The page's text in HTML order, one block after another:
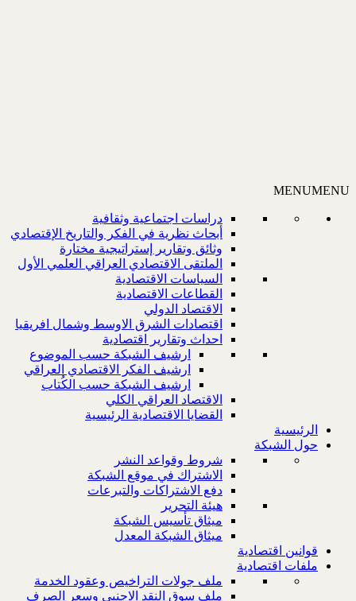
MENUMENU
دراسات اجتماعية وثقافية
أبحاث نظرية في الفكر والتاريخ الإقتصادي
وثائق وتقارير إستراتيجية مختارة
الملتقى الاقتصادي العراقي العلمي الأول
السياسات الاقتصادية
القطاعات الاقتصادية
الاقتصاد الدولي
اقتصادات الشرق الاوسط وشمال افريقيا
احداث وتقارير اقتصادية
ارشيف الشبكة حسب الموضوع
ارشيف الفكر الاقتصادي العراقي
ارشيف الشبكة حسب الكُتاب
الاقتصاد العراقي الكلي
القضايا الاقتصادية الرئيسية
الرئيسية
حول الشبكة
شروط وقواعد النشر
الاشتراك في موقع الشبكة
دفع الاشتراكات والتبرعات
هيئة التحرير
ميثاق تأسيس الشبكة
ميثاق الشبكة المعدل
قوانين اقتصادية
ملفات اقتصادية
ملف جولات التراخيص وعقود الخدمة
ملف سوق النقد الاجنبي وسعر الصرف